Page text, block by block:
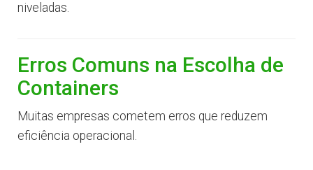
niveladas.
Erros Comuns na Escolha de
Containers
Muitas empresas cometem erros que reduzem
eficiência operacional.